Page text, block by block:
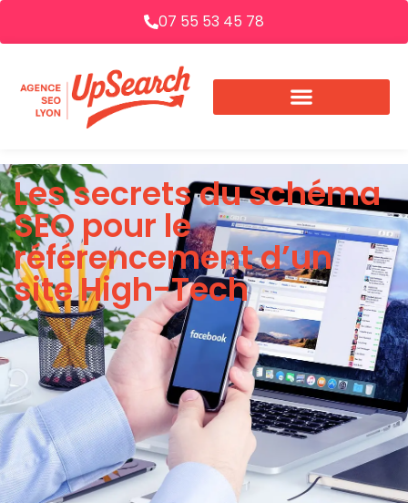
07 55 53 45 78
Les secrets du schéma
SEO pour le
référencement d’un
site High-Tech